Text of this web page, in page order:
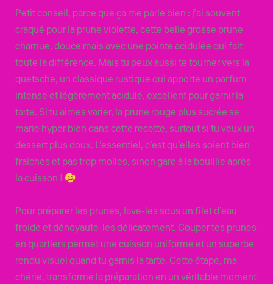
Petit conseil, parce que ça me parle bien : j’ai souvent
craqué pour la prune violette, cette belle grosse prune
charnue, douce mais avec une pointe acidulée qui fait
toute la différence. Mais tu peux aussi te tourner vers la
quetsche, un classique rustique qui apporte un parfum
intense et légèrement acidulé, excellent pour garnir la
tarte. Si tu aimes varier, la prune rouge plus sucrée se
marie hyper bien dans cette recette, surtout si tu veux un
dessert plus doux. L’essentiel, c’est qu’elles soient bien
fraîches et pas trop molles, sinon gare à la bouillie après
la cuisson !
Pour préparer les prunes, lave-les sous un filet d’eau
froide et dénoyaute-les délicatement. Couper tes prunes
en quartiers permet une cuisson uniforme et un superbe
rendu visuel quand tu garnis la tarte. Cette étape, ma
chérie, transforme la préparation en un véritable moment